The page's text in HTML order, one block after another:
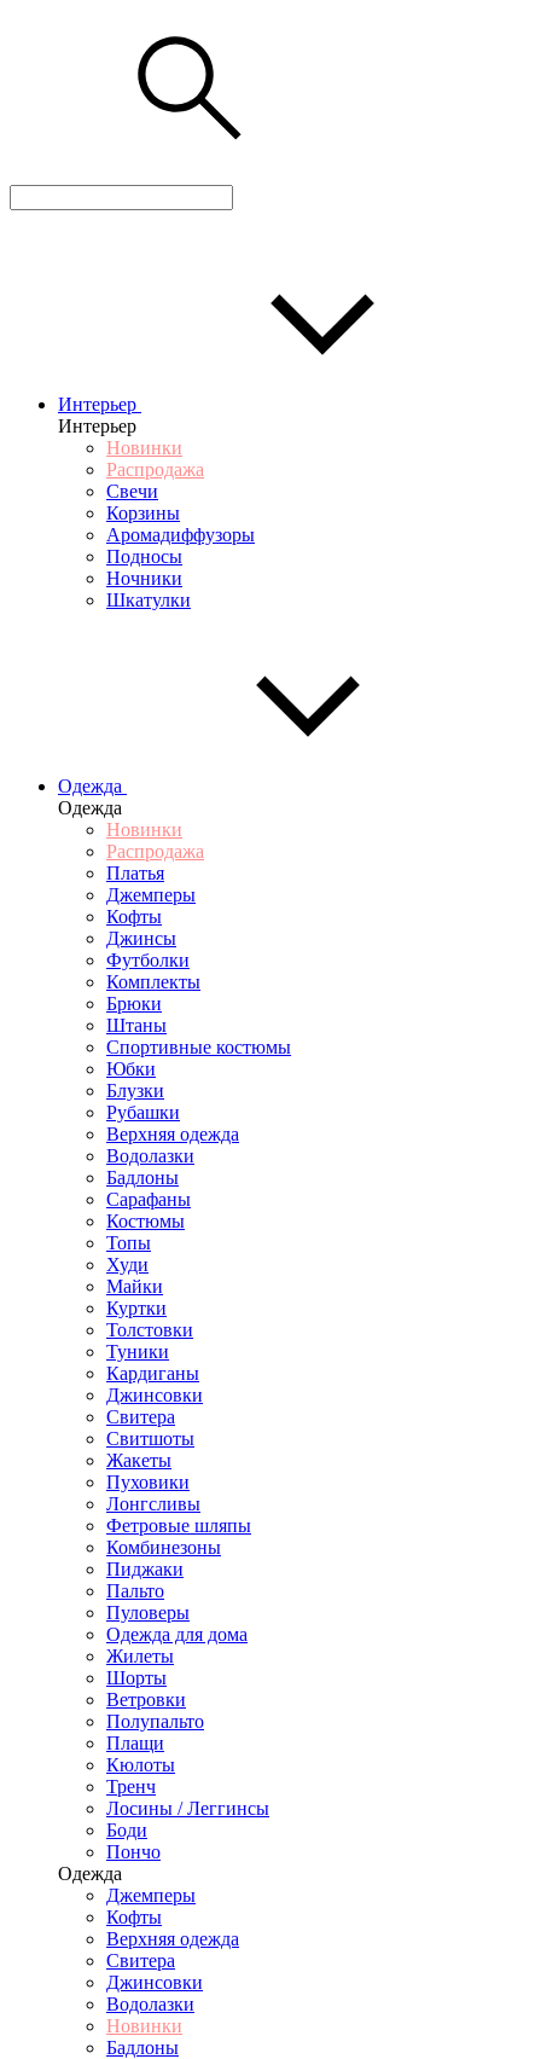
Интерьер
Интерьер
Новинки
Распродажа
Свечи
Корзины
Аромадиффузоры
Подносы
Ночники
Шкатулки
Одежда
Одежда
Новинки
Распродажа
Платья
Джемперы
Кофты
Джинсы
Футболки
Комплекты
Брюки
Штаны
Спортивные костюмы
Юбки
Блузки
Рубашки
Верхняя одежда
Водолазки
Бадлоны
Сарафаны
Костюмы
Топы
Худи
Майки
Куртки
Толстовки
Туники
Кардиганы
Джинсовки
Свитера
Свитшоты
Жакеты
Пуховики
Лонгсливы
Фетровые шляпы
Комбинезоны
Пиджаки
Пальто
Пуловеры
Одежда для дома
Жилеты
Шорты
Ветровки
Полупальто
Плащи
Кюлоты
Тренч
Лосины / Леггинсы
Боди
Пончо
Одежда
Джемперы
Кофты
Верхняя одежда
Свитера
Джинсовки
Водолазки
Новинки
Бадлоны